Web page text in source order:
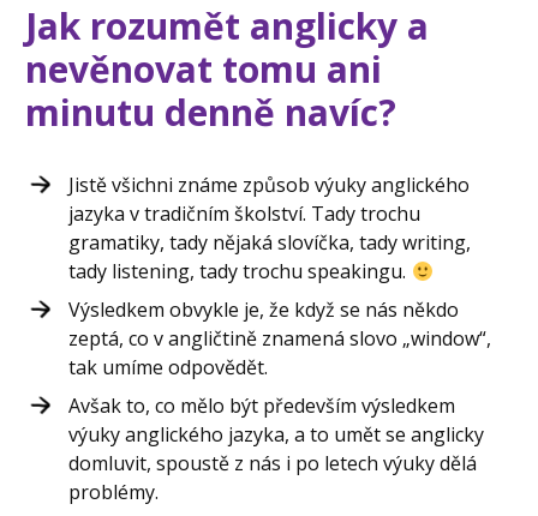
Jak rozumět anglicky a
nevěnovat tomu ani
minutu denně navíc?
Jistě všichni známe způsob výuky anglického
jazyka v tradičním školství. Tady trochu
gramatiky, tady nějaká slovíčka, tady writing,
tady listening, tady trochu speakingu.
Výsledkem obvykle je, že když se nás někdo
zeptá, co v angličtině znamená slovo „window“,
tak umíme odpovědět.
Avšak to, co mělo být především výsledkem
výuky anglického jazyka, a to umět se anglicky
domluvit, spoustě z nás i po letech výuky dělá
problémy.